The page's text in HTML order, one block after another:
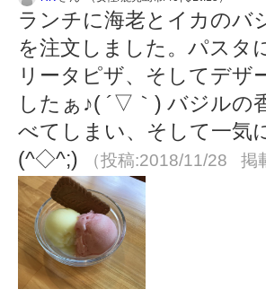
ランチに海老とイカのバ
を注文しました。パスタ
リータピザ、そしてデザ
したぁ♪( ´▽｀) バジルの
べてしまい、そして一気
(^◇^;)
（投稿:2018/11/28 掲